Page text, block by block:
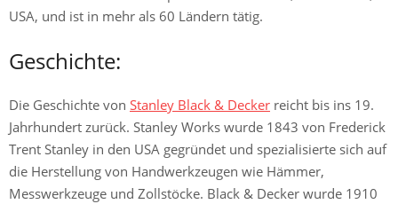
USA, und ist in mehr als 60 Ländern tätig.
Geschichte:
Die Geschichte von Stanley Black & Decker reicht bis ins 19.
Jahrhundert zurück. Stanley Works wurde 1843 von Frederick
Trent Stanley in den USA gegründet und spezialisierte sich auf
die Herstellung von Handwerkzeugen wie Hämmer,
Messwerkzeuge und Zollstöcke. Black & Decker wurde 1910